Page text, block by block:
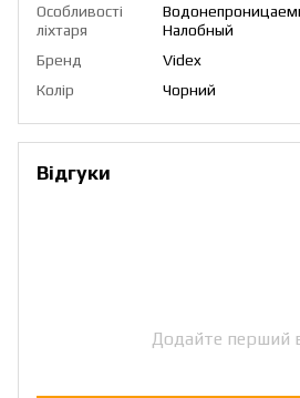
Особливості
ліхтаря
Налобный
Бренд
Videx
Колір
Чорний
Відгуки
Додайте перший